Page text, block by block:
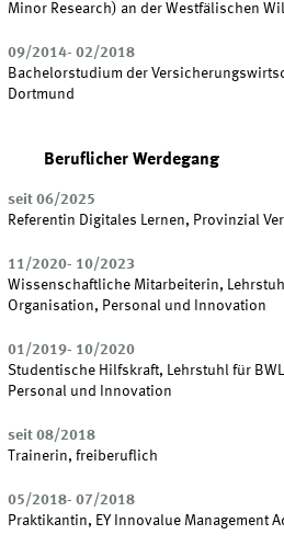
Minor Research) an der Westfälischen
09/2014- 02/2018
Bachelorstudium der
Dortmund
Beruflicher Werdegang
seit 06/2025
Referentin Digitales Lernen, Provinzial
11/2020- 10/2023
Wissenschaftliche Mitarbeiterin,
Organisation, Personal und Innovation
01/2019- 10/2020
Studentische Hilfskraft, Lehrstuhl für
Personal und Innovation
seit 08/2018
Trainerin, freiberuflich
05/2018- 07/2018
Praktikantin, EY Innovalue Management